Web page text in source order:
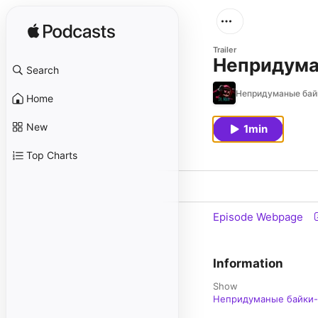
Search
Home
New
Top Charts
Trailer
Непридуманые
1min
Episode Webpage
Information
Show
Непридуманые